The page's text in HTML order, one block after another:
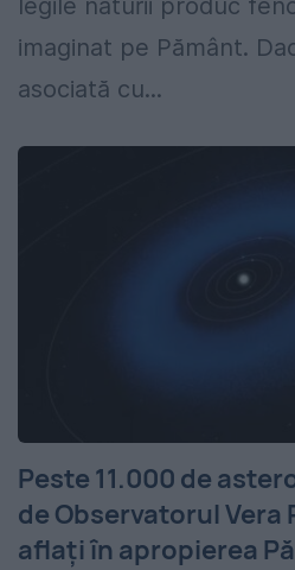
legile naturii produc
imaginat pe Pământ.
asociată cu...
Peste 11.000 de
de Observatorul Vera
aflați în apropierea